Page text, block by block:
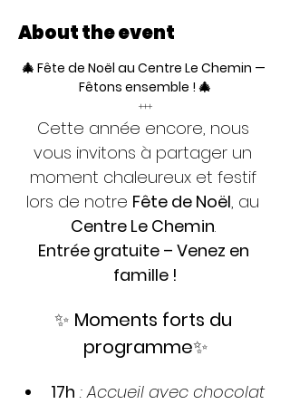
About the event
🎄 Fête de Noël au Centre Le Chemin —
Fêtons ensemble ! 🎄
+++
Cette année encore, nous
vous invitons à partager un
moment chaleureux et festif
lors de notre Fête de Noël, au
Centre Le Chemin.
Entrée gratuite – Venez en
famille !
✨ Moments forts du
programme✨
17h : Accueil avec chocolat